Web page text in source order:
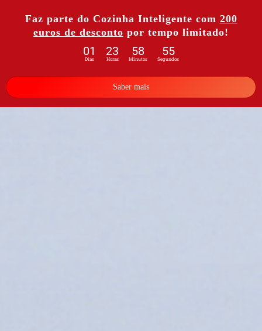
Faz parte do Cozinha Inteligente com 200
euros de desconto por tempo limitado!
01
Dias
23
Horas
58
Minutos
53
Segundos
Saber mais